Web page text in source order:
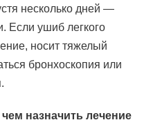
несколько дней —
Если ушиб легкого
носит тяжелый
бронхоскопия или
назначить лечение